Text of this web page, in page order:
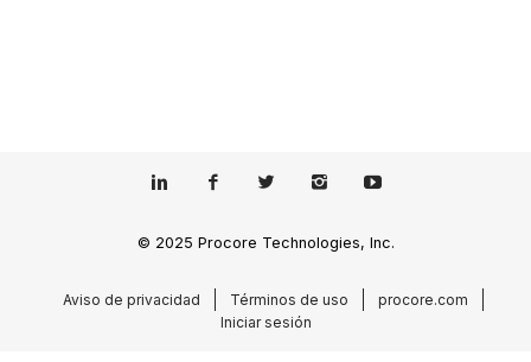
© 2025 Procore Technologies, Inc.
Aviso de privacidad Términos de uso
procore.com
Iniciar sesión